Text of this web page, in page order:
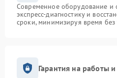
Современное оборудование и
экспресс-диагностику и
сроки, минимизируя время без
Гарантия на работы и